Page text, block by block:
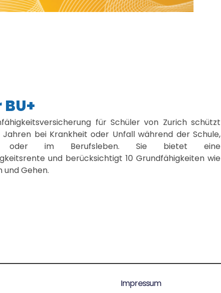
für Schüler von Zurich schützt
Jahren bei Krankheit oder Unfall während der Schule,
oder im Berufsleben. Sie bietet eine
und berücksichtigt 10 Grundfähigkeiten wie
und Gehen.
Impressum